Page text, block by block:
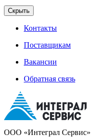
Скрыть
Контакты
Поставщикам
Вакансии
Обратная связь
ООО «Интеграл Сервис»